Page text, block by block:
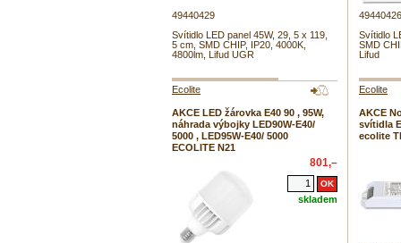
49440429
Svítidlo LED panel 45W, 29, 5 x 119,
5 cm, SMD CHIP, IP20, 4000K,
4800lm, Lifud UGR
49440426
Svítidlo
SMD
Lifud
Ecolite
AKCE LED žárovka E40 90 , 95W,
náhrada výbojky LED90W-E40/
5000 , LED95W-E40/ 5000
ECOLITE N21
801,–
skladem
Ecolite
AKCE
svítidla
ecolite